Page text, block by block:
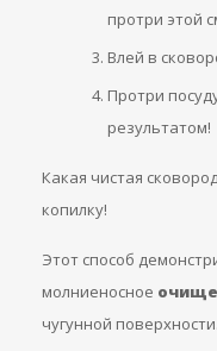
протри этой
Влей в
Протри
результатом!
Какая чистая
копилку!
Этот способ
молниеносное
чугунной